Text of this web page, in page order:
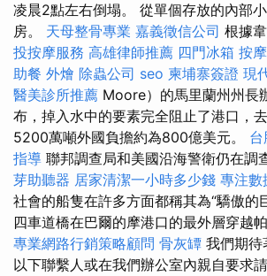
凌晨2點左右倒塌。 從單個存放的內部
房。 天母整骨專業 嘉義徵信公司 根據
投按摩服務 高雄律師推薦 四門冰箱 按
助餐 外燴 除蟲公司 seo 柬埔寨簽證 現
醫美診所推薦 Moore）的馬里蘭州州長
布，掉入水中的要素完全阻止了港口，
5200萬噸外國負擔約為800億美元。
指導 聯邦調查局和美國沿海警衛仍在調
芽助聽器 居家清潔一小時多少錢 專注數
社會的船隻在許多方面都稱其為“驕傲的
四車道橋在巴爾的摩港口的最外層穿越
專業網路行銷策略顧問 骨灰罈 我們期待
以下聯繫人或在我們辦公室內親自要求